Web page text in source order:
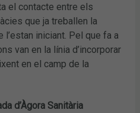
el contacte entre els
que ja treballen la
iniciant. Pel que fa a
van en la línia d’incorporar
en el camp de la
d’Àgora Sanitària